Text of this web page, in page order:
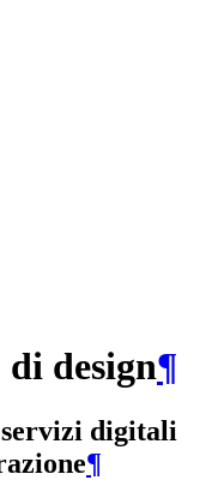
design¶
digitali
¶